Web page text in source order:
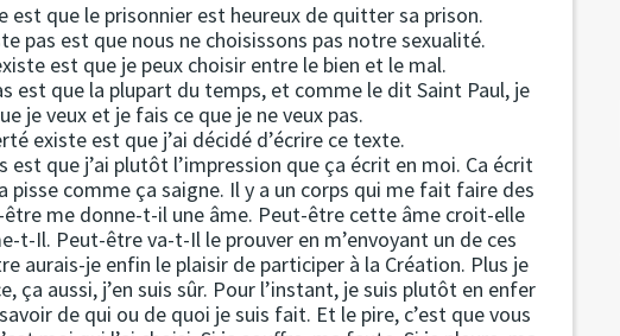
est que le prisonnier est heureux de quitter sa prison.
pas est que nous ne choisissons pas notre sexualité.
est que je peux choisir entre le bien et le mal.
est que la plupart du temps, et comme le dit Saint Paul, je
je veux et je fais ce que je ne veux pas.
existe est que j’ai décidé d’écrire ce texte.
est que j’ai plutôt l’impression que ça écrit en moi. Ca écrit
pisse comme ça saigne. Il y a un corps qui me fait faire des
être me donne-t-il une âme. Peut-être cette âme croit-elle
t-Il. Peut-être va-t-Il le prouver en m’envoyant un de ces
aurais-je enfin le plaisir de participer à la Création. Plus je
ça aussi, j’en suis sûr. Pour l’instant, je suis plutôt en enfer
de qui ou de quoi je suis fait. Et le pire, c’est que vous